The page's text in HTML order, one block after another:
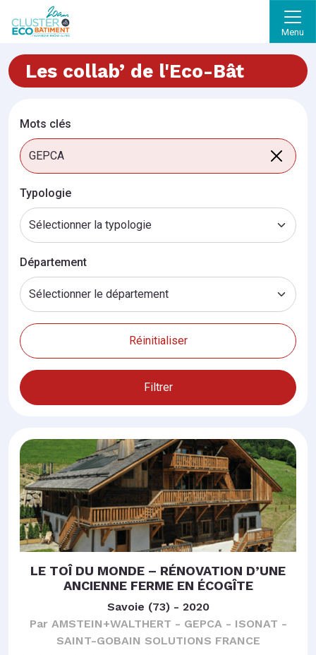
Menu
Les collab’ de l'Eco-Bât
Mots clés
Typologie
Département
Réinitialiser
Filtrer
LE TOÎ DU MONDE – RÉNOVATION D’UNE
ANCIENNE FERME EN ÉCOGÎTE
Savoie (73) - 2020
Par AMSTEIN+WALTHERT - GEPCA - ISONAT -
SAINT-GOBAIN SOLUTIONS FRANCE